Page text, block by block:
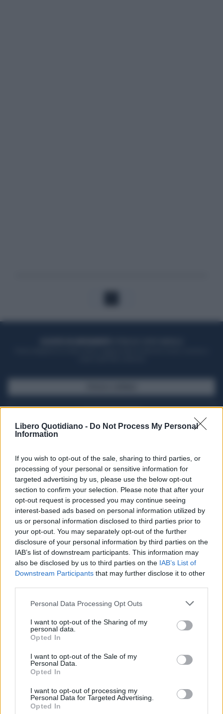
Libero Quotidiano - Do Not Process My Personal
Information
If you wish to opt-out of the sale, sharing to third parties, or
processing of your personal or sensitive information for
targeted advertising by us, please use the below opt-out
section to confirm your selection. Please note that after your
opt-out request is processed you may continue seeing
interest-based ads based on personal information utilized by
us or personal information disclosed to third parties prior to
your opt-out. You may separately opt-out of the further
disclosure of your personal information by third parties on the
IAB’s list of downstream participants. This information may
also be disclosed by us to third parties on the IAB’s List of
Downstream Participants that may further disclose it to other
Personal Data Processing Opt Outs
I want to opt-out of the Sharing of my
personal data.
Opted In
I want to opt-out of the Sale of my
Personal Data.
Opted In
I want to opt-out of processing my
Personal Data for Targeted Advertising.
Opted In
Seguici su Google Discover
Segui Libero Quotidiano su Google Discover
Scegli Libero Quotidiano come fonte preferita
SPETTACOLI
SCIENZA E TECH